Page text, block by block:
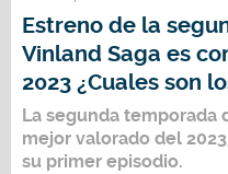
Estreno de la
Vinland Saga es
2023 ¿Cuales son
La segunda temporada
mejor valorado del
su primer episodio.